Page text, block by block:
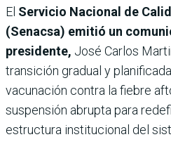
El Servicio Nacional de
(Senacsa) emitió un
presidente, José Carlos
transición gradual y
vacunación contra la fiebre
suspensión abrupta para
estructura institucional del